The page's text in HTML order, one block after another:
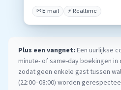
✉ E-mail ⚡ Realtime
Plus een vangnet: Een uurlijkse
minute- of same-day boekingen in
zodat geen enkele gast tussen
(22:00–08:00) worden